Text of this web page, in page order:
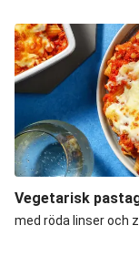
Vegetarisk
med röda linser och